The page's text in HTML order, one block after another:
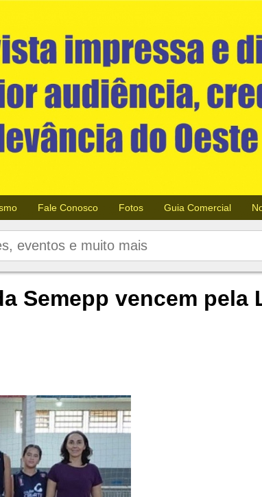
Fale Conosco Fotos Guia Comercial
Semepp vencem